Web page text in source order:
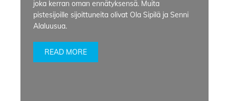
joka kerran oman ennätyksensä. Muita
pistesijoille sijoittuneita olivat Ola Sipilä ja Senni
Alaluusua.
READ MORE